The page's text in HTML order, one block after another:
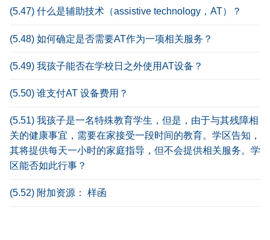
(5.47) 什么是辅助技术（assistive technology，AT）？
(5.48) 如何确定是否需要AT作为一项相关服务？
(5.49) 我孩子能否在学校日之外使用AT设备？
(5.50) 谁支付AT 设备费用？
(5.51) 我孩子是一名特殊教育学生，但是，由于与其残障相
关的健康事宜，需要在家接受一段时间的教育。学区告知，
其将提供每天一小时的家庭指导，但不会提供相关服务。学
区能否如此行事？
(5.52) 附加资源： 样函